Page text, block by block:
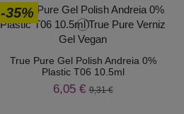
-35%
True Pure Gel Polish Andreia 0%
Plastic T06 10.5ml
6,05 €9,31 €